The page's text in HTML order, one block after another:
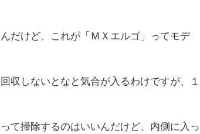
だけど、これが「ＭＸエルゴ」ってモデ
収しないとなと気合が入るわけですが、１
て掃除するのはいいんだけど、内側に入っ